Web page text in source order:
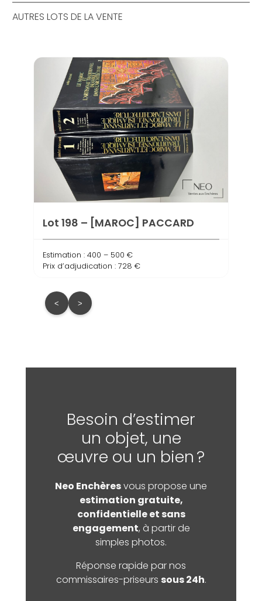
AUTRES LOTS DE LA VENTE
Lot 198 – [MAROC] PACCARD
Estimation : 400 – 500 €
Prix d’adjudication : 728 €
< >
Besoin d’estimer
un objet, une
œuvre ou un bien ?
Neo Enchèresvous propose une
estimation gratuite,
confidentielle et sans
engagement, à partir de
simples photos.
Réponse rapide par nos
commissaires-priseurs sous 24h.